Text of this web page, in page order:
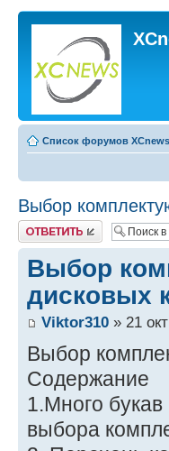
Список форумов
Выбор
Ответить
Выбор
дисковых
Viktor310 » 21
Выбор
Содержание
1.Много букав
выбора